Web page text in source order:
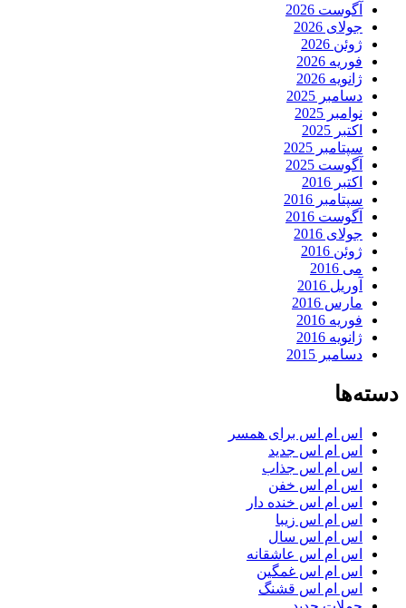
آگوست 2026
جولای 2026
ژوئن 2026
فوریه 2026
ژانویه 2026
دسامبر 2025
نوامبر 2025
اکتبر 2025
سپتامبر 2025
آگوست 2025
اکتبر 2016
سپتامبر 2016
آگوست 2016
جولای 2016
ژوئن 2016
می 2016
آوریل 2016
مارس 2016
فوریه 2016
ژانویه 2016
دسامبر 2015
دسته‌ها
اس ام اس برای همسر
اس ام اس جدید
اس ام اس جذاب
اس ام اس خفن
اس ام اس خنده دار
اس ام اس زیبا
اس ام اس سال
اس ام اس عاشقانه
اس ام اس غمگین
اس ام اس قشنگ